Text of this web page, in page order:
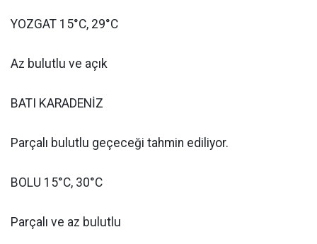
YOZGAT 15°C, 29°C
Az bulutlu ve açık
BATI KARADENİZ
Parçalı bulutlu geçeceği tahmin ediliyor.
BOLU 15°C, 30°C
Parçalı ve az bulutlu